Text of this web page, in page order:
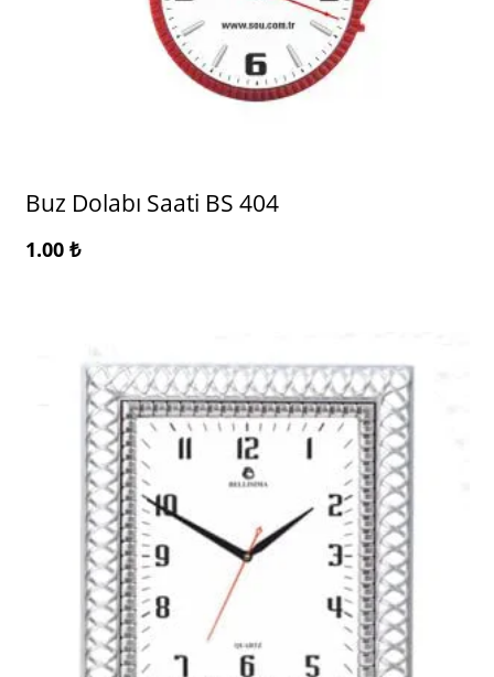
Buz Dolabı Saati BS 404
1.00 ₺